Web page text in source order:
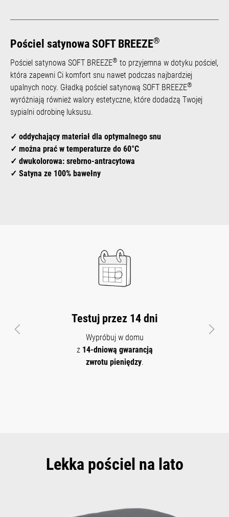
Pościel satynowa SOFT BREEZE®
Pościel satynowa SOFT BREEZE® to przyjemna w dotyku pościel,
która zapewni Ci komfort snu nawet podczas najbardziej
upalnych nocy. Gładką pościel satynową SOFT BREEZE®
wyróżniają również walory estetyczne, które dodadzą Twojej
sypialni odrobinę luksusu.
✓ oddychający materiał dla optymalnego snu
✓ można prać w temperaturze do 60°C
✓ dwukolorowa: srebrno-antracytowa
✓ Satyna ze 100% bawełny
Testuj przez 14 dni
Wypróbuj w domu
z14-dniową gwarancją
zwrotu pieniędzy.
Poprzedni
Lekka pościel na lato